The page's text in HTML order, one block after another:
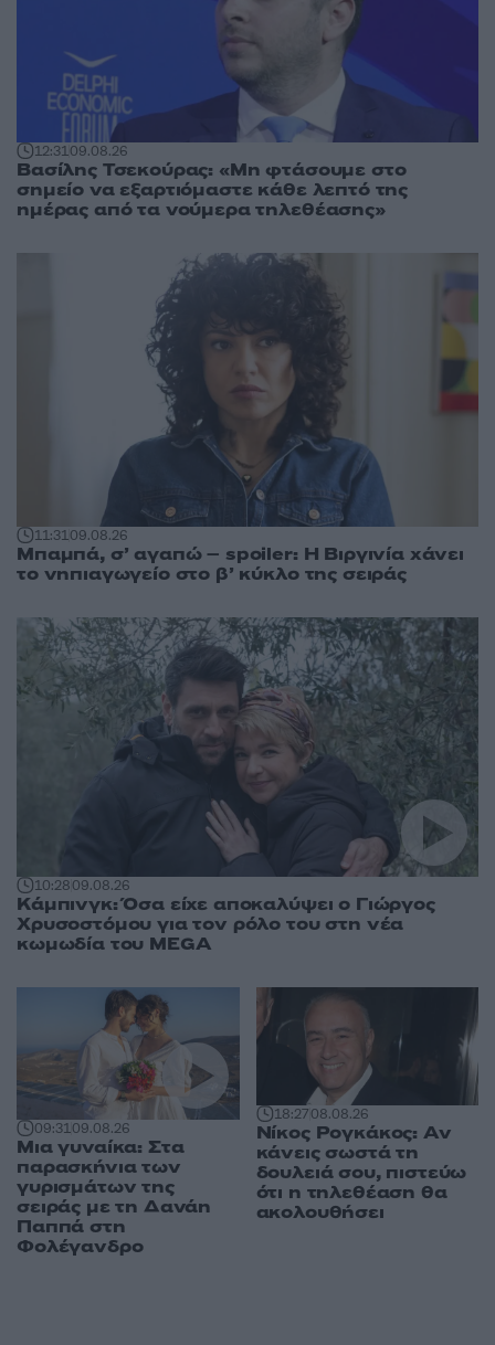
12:3109.08.26
Βασίλης Τσεκούρας: «Μη φτάσουμε στο
σημείο να εξαρτιόμαστε κάθε λεπτό της
ημέρας από τα νούμερα τηλεθέασης»
11:3109.08.26
Μπαμπά, σ’ αγαπώ – spoiler: Η Βιργινία χάνει
το νηπιαγωγείο στο β’ κύκλο της σειράς
10:2809.08.26
Κάμπινγκ: Όσα είχε αποκαλύψει ο Γιώργος
Χρυσοστόμου για τον ρόλο του στη νέα
κωμωδία του MEGA
09:3109.08.26
Μια γυναίκα: Στα
παρασκήνια των
γυρισμάτων της
σειράς με τη Δανάη
Παππά στη
Φολέγανδρο
18:2708.08.26
Νίκος Ρογκάκος: Αν
κάνεις σωστά τη
δουλειά σου, πιστεύω
ότι η τηλεθέαση θα
ακολουθήσει